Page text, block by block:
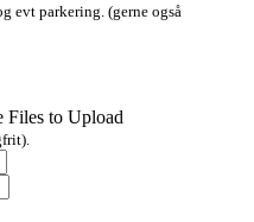
evt parkering. (gerne også
Files to Upload